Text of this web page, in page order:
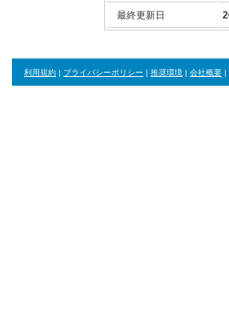
最終更新日
利用規約 | プライバシーポリシー | 推奨環境 | 会社概要 |